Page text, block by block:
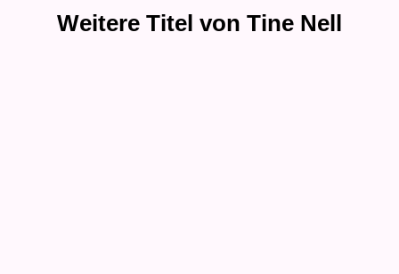
Weitere Titel von Tine Nell